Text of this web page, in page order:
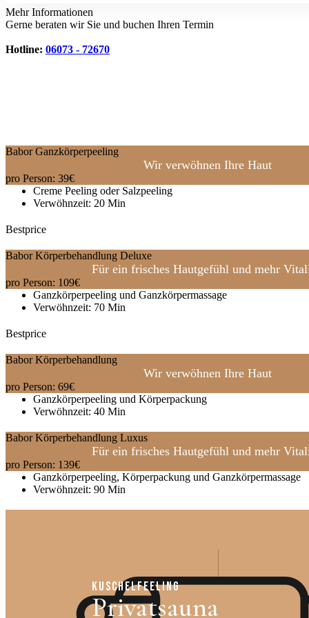
Mehr Informationen
Gerne beraten wir Sie und buchen Ihren Termin
Hotline: 06073 - 72670
Babor Ganzkörperpeeling
Wir verwöhnen Ihre Haut
pro Person: 39€
Creme Peeling oder Salzpeeling
Verwöhnzeit: 20 Min
Bestprice
Babor Körperbehandlung Deluxe
Für ein frisches Hautgefühl und mehr
pro Person: 109€
Ganzkörperpeeling und Ganzkörpermassage
Verwöhnzeit: 70 Min
Bestprice
Babor Körperbehandlung
Wir verwöhnen Ihre Haut
pro Person: 69€
Ganzkörperpeeling und Körperpackung
Verwöhnzeit: 40 Min
Babor Körperbehandlung Luxus
Für ein frisches Hautgefühl und mehr
pro Person: 139€
Ganzkörperpeeling, Körperpackung und Ganzkörpermassage
Verwöhnzeit: 90 Min
KUSCHELFEELING
Privatsauna